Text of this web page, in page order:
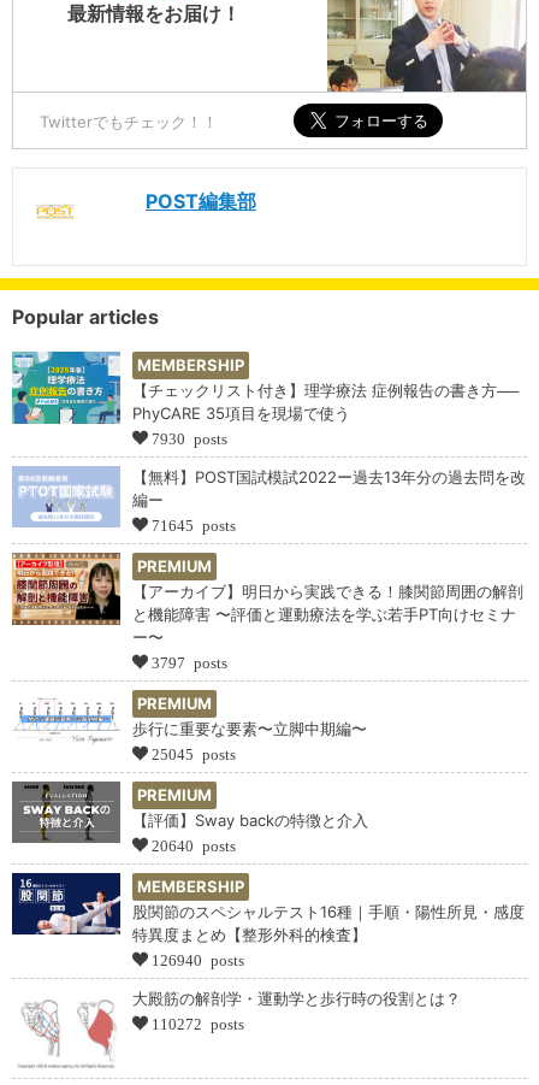
最新情報をお届け！
Twitterでもチェック！！
POST編集部
Popular articles
MEMBERSHIP
【チェックリスト付き】理学療法 症例報告の書き方──
PhyCARE 35項目を現場で使う
7930 posts
【無料】POST国試模試2022ー過去13年分の過去問を改
編ー
71645 posts
PREMIUM
【アーカイブ】明日から実践できる！膝関節周囲の解剖
と機能障害 〜評価と運動療法を学ぶ若手PT向けセミナ
ー〜
3797 posts
PREMIUM
歩行に重要な要素〜立脚中期編〜
25045 posts
PREMIUM
【評価】Sway backの特徴と介入
20640 posts
MEMBERSHIP
股関節のスペシャルテスト16種｜手順・陽性所見・感度
特異度まとめ【整形外科的検査】
126940 posts
大殿筋の解剖学・運動学と歩行時の役割とは？
110272 posts